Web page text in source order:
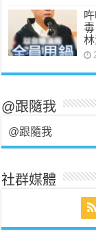
林
@跟隨我
@跟隨我
社群媒體